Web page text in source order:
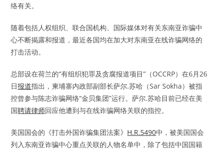
络有关。
随着包括人权组织、联合国机构、国际媒体对有关东南亚诈骗中
心不断揭露和报道，最近各国均在加大对东南亚在线诈骗网络的
打击活动。
总部设在荷兰的“有组织犯罪及贪腐报道项目”（OCCRP）在6月26
日报道指出，柬埔寨内政部副部长萨尔.苏哈（Sar Sokha）被指
控曾参与陈志诈骗网络“金贝集团”运行。萨尔.苏哈目前已经在美
国聘请律师回应他遭到与在线诈骗网络关联的指控。
美国国会的《打击外国诈骗集团法案》 H.R.5490中，被美国国会
列入东南亚诈骗中心重点关联的人物名单中，除了包括中国国籍